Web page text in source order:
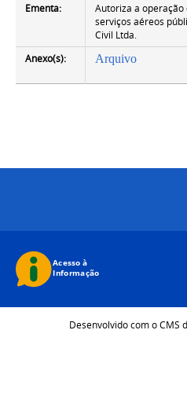
Ementa:
Autoriza a
serviços aéreos
Civil Ltda.
Anexo(s):
Arquivo
Desenvolvido com o CMS